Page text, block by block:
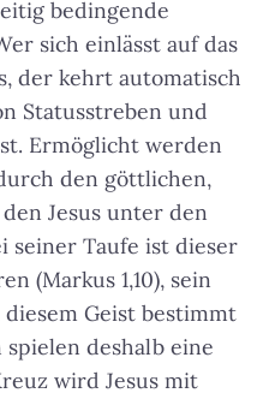
bedingende
sich einlässt auf das
der kehrt automatisch
Statusstreben und
Ermöglicht werden
den göttlichen,
Jesus unter den
seiner Taufe ist dieser
(Markus 1,10), sein
Geist bestimmt
deshalb eine
wird Jesus mit